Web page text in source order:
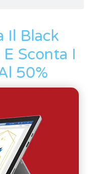
Il Black
Sconta I
50%